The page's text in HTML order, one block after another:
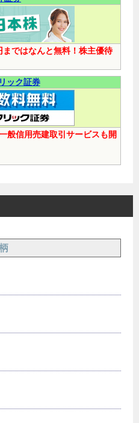
まではなんと無料！株主優待
ック証券
般信用売建取引サービスも開